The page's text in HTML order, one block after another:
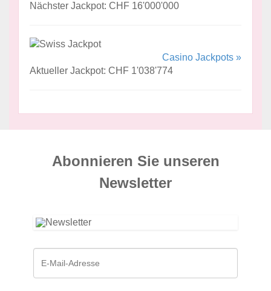
Nächster Jackpot: CHF 16'000'000
Casino Jackpots »
Aktueller Jackpot: CHF 1'038'774
Abonnieren Sie unseren
News­letter